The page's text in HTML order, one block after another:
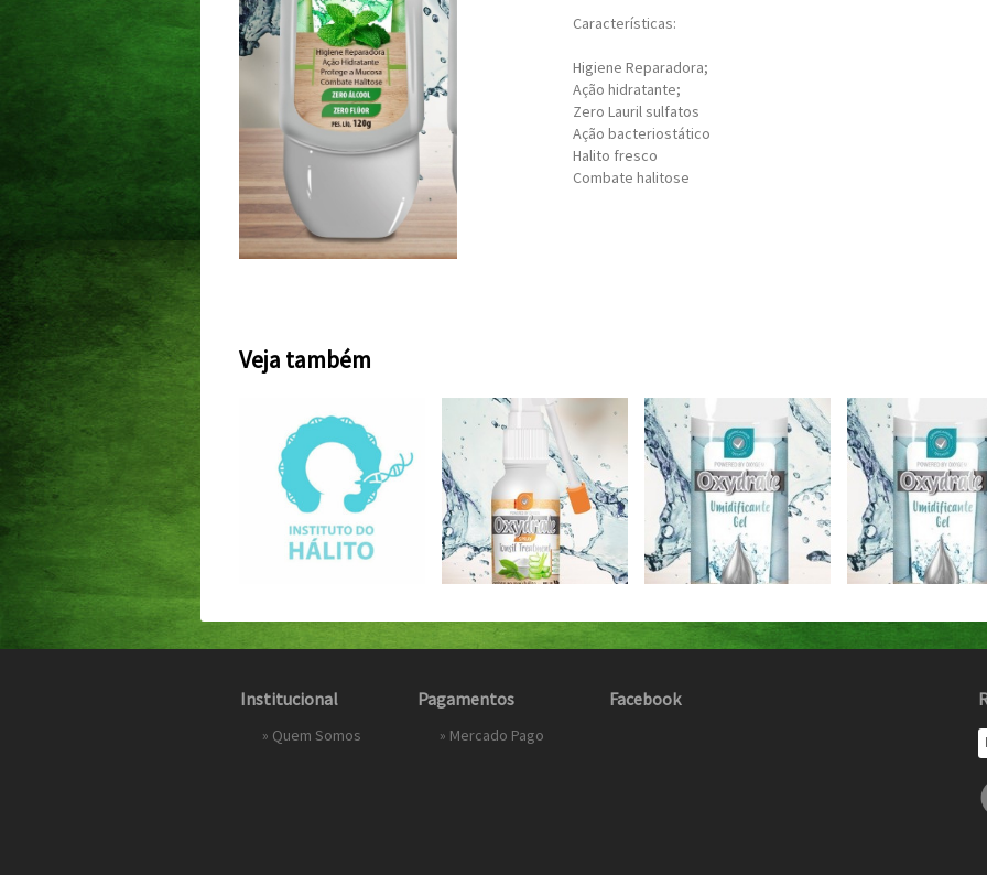
Características:
Higiene Reparadora;
Ação hidratante;
Zero Lauril sulfatos
Ação bacteriostático
Halito fresco
Combate halitose
Veja também
Institucional
» Quem Somos
Pagamentos
» Mercado Pago
Facebook